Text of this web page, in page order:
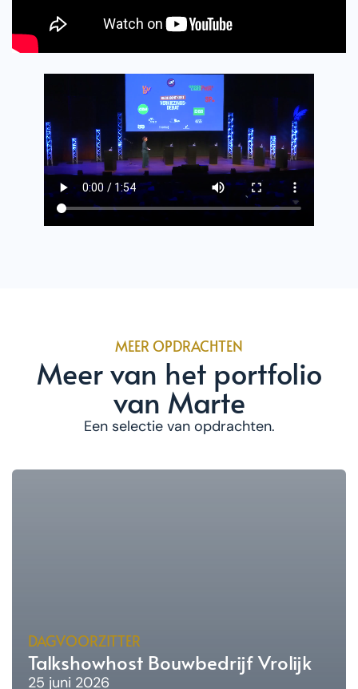
MEER OPDRACHTEN
Meer van het portfolio
van Marte
Een selectie van opdrachten.
DAGVOORZITTER
Talkshowhost Bouwbedrijf Vrolijk
25 juni 2026